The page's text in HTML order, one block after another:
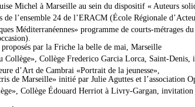
Michel à Marseille au sein du dispositif « Auteurs
l’ensemble 24 de l’ERACM (École Régionale
Méditerranéennes» programme de courts-métrages
par la Friche la belle de mai, Marseille
Collège Frederico Garcia Lorca, Saint-Denis,
d’Art de Cambrai «Portrait de la jeunesse»,
de Marseille» initié par Julie Aguttes et l’association
Collège Édouard Herriot à Livry-Gargan,